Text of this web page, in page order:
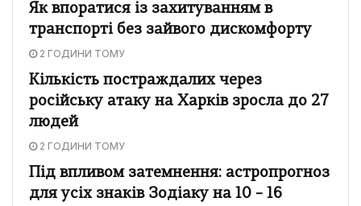
Як впоратися із захитуванням в
транспорті без зайвого дискомфорту
2 ГОДИНИ ТОМУ
Кількість постраждалих через
російську атаку на Харків зросла до 27
людей
2 ГОДИНИ ТОМУ
Під впливом затемнення: астропрогноз
для усіх знаків Зодіаку на 10 – 16